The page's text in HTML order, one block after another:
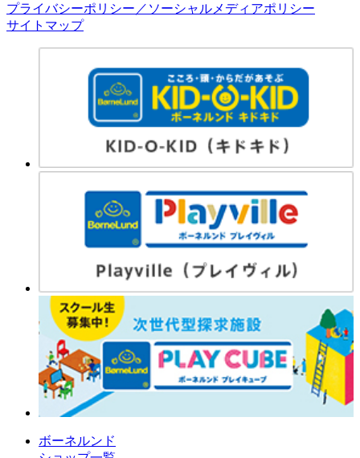
プライバシーポリシー／ソーシャルメディアポリシー
サイトマップ
ボーネルンド